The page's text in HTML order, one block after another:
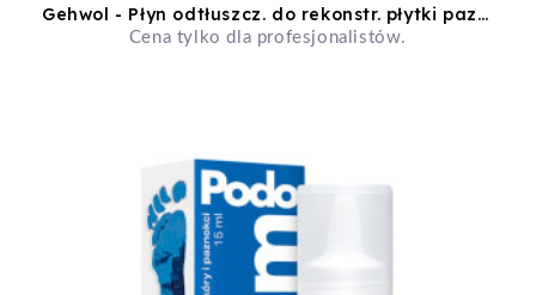
Gehwol - Płyn odtłuszcz. do rekonstr. płytki paznok. 150ml
Cena tylko dla profesjonalistów.